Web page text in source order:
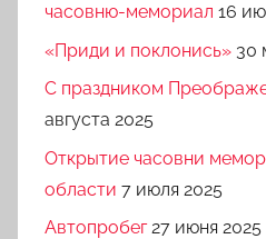
часовню-мемориал 16
«Приди и поклонись» 30
C праздником
августа 2025
Открытие часовни
области 7 июля 2025
Автопробег 27 июня 2025